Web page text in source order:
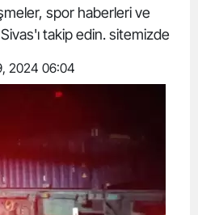
spor haberleri ve
takip edin. sitemizde
2024 06:04